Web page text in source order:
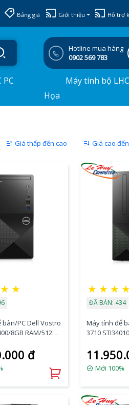
Bảng giá Giới thiệu Hỗ trợ
Hotline mua hàng
0902 569 783
Máy tính bộ
Họa
Giá thấp đến cao Giá cao
★ ★
bàn/PC Dell Vostro
8GB RAM/512GB
đ
★ ★ ★
ĐÃ BÁN: 434
Máy tính để
3710
256Gb / Non
Bluetooth /
Mới 100%